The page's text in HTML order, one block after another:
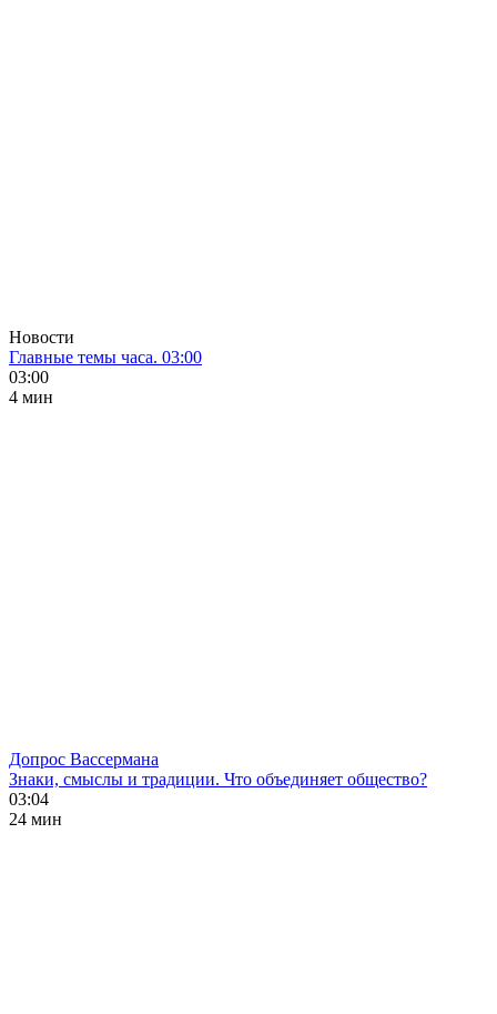
Новости
Главные темы часа. 03:00
03:00
4 мин
Допрос Вассермана
Знаки, смыслы и традиции. Что объединяет общество?
03:04
24 мин